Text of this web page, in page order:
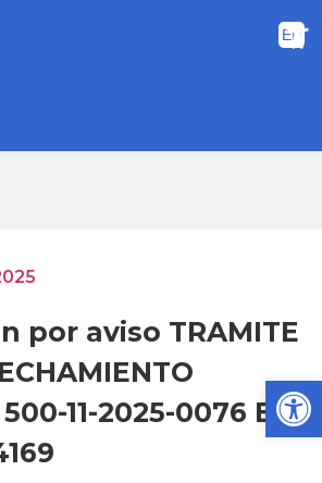
por aviso TRAMITE
11-2025-0076 E-